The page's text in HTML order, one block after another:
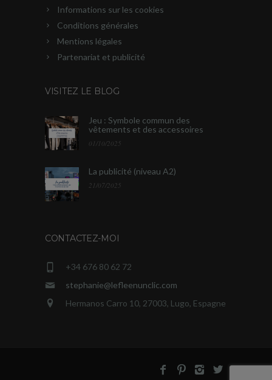
Informations sur les cookies
Conditions générales
Mentions légales
Partenariat et publicité
VISITEZ LE BLOG
Jeu : Symbole commun des
vêtements et des accessoires
01/10/2025
La publicité (niveau A2)
21/07/2025
CONTACTEZ-MOI
+34 676 80 62 72
stephanie@lefleenunclic.com
Hermanos Carro 10, 27003, Lugo, Espagne